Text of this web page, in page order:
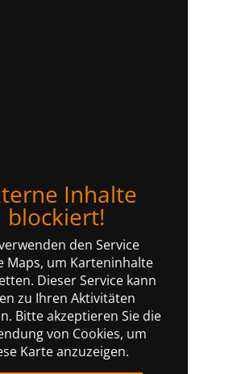
Inhalte
blockiert!
den Service
Maps, um Karteninhalte
Dieser Service kann
zu Ihren Aktivitäten
Bitte akzeptieren Sie die
von Cookies, um
Karte anzuzeigen.